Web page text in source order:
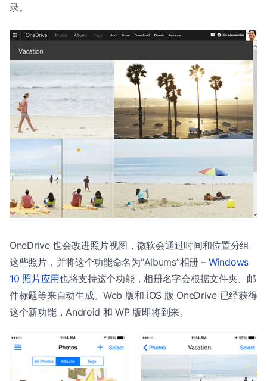
录。
OneDrive 也会改进照片视图，微软会通过时间和位置分组
这些照片，并将这个功能命名为“Albums”相册 –Windows
10 照片应用也将支持这个功能，相册名字会根据文件夹、邮
件标题等来自动生成。Web 版和 iOS 版 OneDrive 已经获得
这个新功能，Android 和 WP 版即将到来。